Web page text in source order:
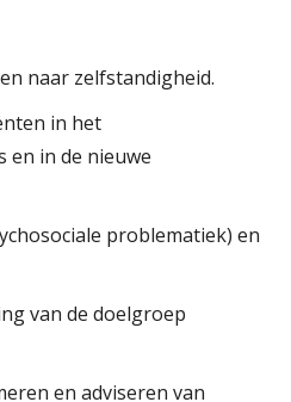
naar zelfstandigheid.
in het
en in de nieuwe
problematiek) en
van de doelgroep
en adviseren van